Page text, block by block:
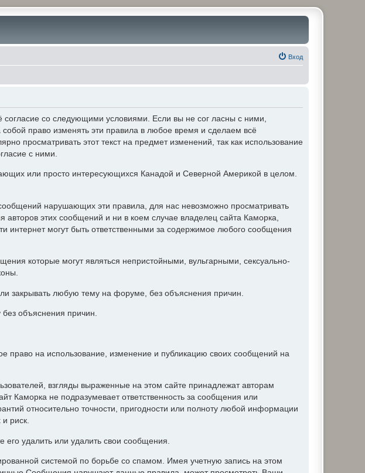
Вход
со следующими условиями. Если вы не сог ласны с ними,
право изменять эти правила в любое время и сделаем всё
просматривать этот текст на предмет изменений, так как использование
с ними.
или просто интересующихся Канадой и Северной Америкой в целом.
нарушающих эти правила, для нас невозможно просматривать
этих сообщений и ни в коем случае владелец сайта Каморка,
интернет могут быть ответственными за содержимое любого сообщения
которые могут являться непристойными, вульгарными, сексуально-
закрывать любую тему на форуме, без объяснения причин.
объяснения причин.
право на использование, изменение и публикацию своих сообщений на
взгляды выраженные на этом сайте принадлежат авторам
Каморка не подразумевает ответственность за сообщения или
относительно точности, пригодности или полноту любой информации
риск.
удалить или удалить свои сообщения.
системой по борьбе со спамом. Имея учетную запись на этом